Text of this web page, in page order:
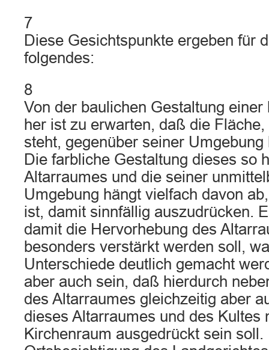
7
Diese Gesichtspunkte ergeben für
folgendes:
8
Von der baulichen Gestaltung
her ist zu erwarten, daß die
steht, gegenüber seiner
Die farbliche Gestaltung dieses so
Altarraumes und die seiner
Umgebung hängt vielfach davon
ist, damit sinnfällig auszudrücken.
damit die Hervorhebung des
besonders verstärkt werden soll,
Unterschiede deutlich gemacht
aber auch sein, daß hierdurch
des Altarraumes gleichzeitig aber
dieses Altarraumes und des Kultes
Kirchenraum ausgedrückt sein